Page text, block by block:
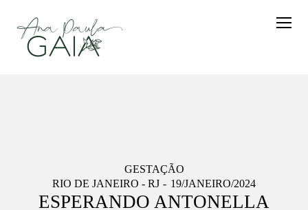
GESTAÇÃO
RIO DE JANEIRO - RJ
19/JANEIRO/2024
ESPERANDO ANTONELLA